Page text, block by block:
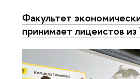
Факультет
принимает лицеистов